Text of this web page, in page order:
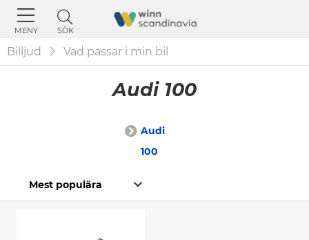
MENY SÖK
Billjud Vad passar i min bil
Audi 100
Audi
100